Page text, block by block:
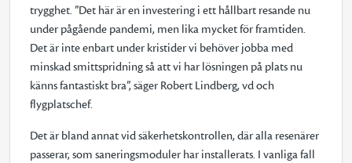
trygghet. ”Det här är en investering i ett hållbart resande nu
under pågående pandemi, men lika mycket för framtiden.
Det är inte enbart under kristider vi behöver jobba med
minskad smittspridning så att vi har lösningen på plats nu
känns fantastiskt bra”, säger Robert Lindberg, vd och
flygplatschef.
Det är bland annat vid säkerhetskontrollen, där alla resenärer
passerar, som saneringsmoduler har installerats. I vanliga fall